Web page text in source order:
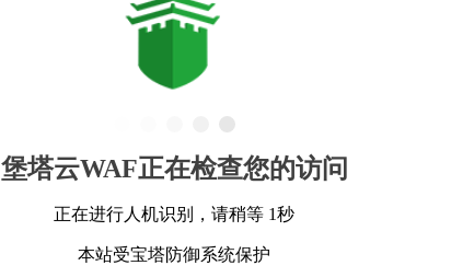
堡塔云WAF正在检查您的访问
正在进行人机识别，请稍等 1秒
本站受宝塔防御系统保护